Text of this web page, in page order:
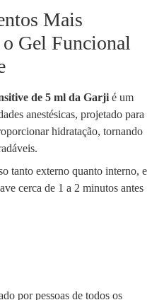
Mais
Gel Funcional
de 5 ml da Garji é um
anestésicas, projetado para
hidratação, tornando
tanto externo quanto interno, e
cerca de 1 a 2 minutos antes
por pessoas de todos os